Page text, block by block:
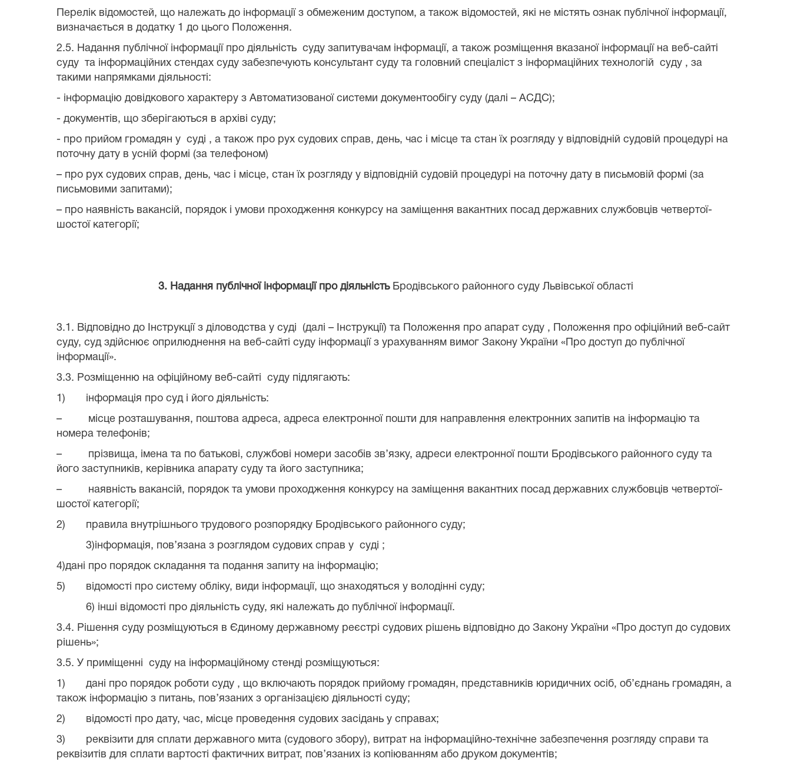
Перелік відомостей, що належать до інформації з обмеженим доступом, а також відомостей, які не містять ознак публічної інформації,
визначається в додатку 1 до цього Положення.
2.5. Надання публічної інформації про діяльність суду запитувачам інформації, а також розміщення вказаної інформації на веб-сайті
суду та інформаційних стендах суду забезпечують консультант суду та головний спеціаліст з інформаційних технологій
суду , за
такими напрямками діяльності:
- інформацію довідкового характеру з Автоматизованої системи документообігу суду (далі – АСДС);
- документів, що зберігаються в архіві суду;
- про прийом громадян у суді , а також про рух судових справ, день, час і місце та стан їх розгляду у відповідній судовій процедурі на
поточну дату в усній формі (за телефоном)
– про рух судових справ, день, час і місце, стан їх розгляду у відповідній судовій процедурі на поточну дату в письмовій формі (за
письмовими запитами);
– про наявність вакансій, порядок і умови проходження конкурсу на заміщення вакантних посад державних службовців четвертої-
шостої категорії;
3. Надання публічної інформації про діяльність Бродівського районного суду Львівської області
3.1. Відповідно до Інструкції з діловодства у суді
(далі – Інструкції) та Положення про апарат суду , Положення про офіційний веб-сайт
суду, суд здійснює оприлюднення на веб-сайті суду інформації з урахуванням вимог Закону України «Про доступ до публічної
інформації».
3.3. Розміщенню на офіційному веб-сайті суду підлягають:
1) інформація про суд і його діяльність:
–
місце розташування, поштова адреса, адреса електронної пошти для направлення електронних запитів на інформацію та
номера телефонів;
– прізвища, імена та по батькові, службові номери засобів зв’язку, адреси електронної пошти Бродівського районного суду та
його заступників, керівника апарату суду та його заступника;
–
наявність вакансій, порядок та умови проходження конкурсу на заміщення вакантних посад державних службовців четвертої-
шостої категорії;
2) правила внутрішнього трудового розпорядку Бродівського районного суду;
3)інформація, пов’язана з розглядом судових справ у суді ;
4)дані про порядок складання та подання запиту на інформацію;
5) відомості про систему обліку, види інформації, що знаходяться у володінні суду;
6) інші відомості про діяльність суду, які належать до публічної інформації.
3.4. Рішення суду розміщуються в Єдиному державному реєстрі судових рішень відповідно до Закону України «Про доступ до судових
рішень»;
3.5. У приміщенні суду на інформаційному стенді розміщуються:
1)
дані про порядок роботи суду , що включають порядок прийому громадян, представників юридичних осіб, об’єднань громадян, а
також інформацію з питань, пов’язаних з організацією діяльності суду;
2) відомості про дату, час, місце проведення судових засідань у справах;
3)
реквізити для сплати державного мита (судового збору), витрат на інформаційно-технічне забезпечення розгляду справи та
реквізитів для сплати вартості фактичних витрат, пов’язаних із копіюванням або друком документів;